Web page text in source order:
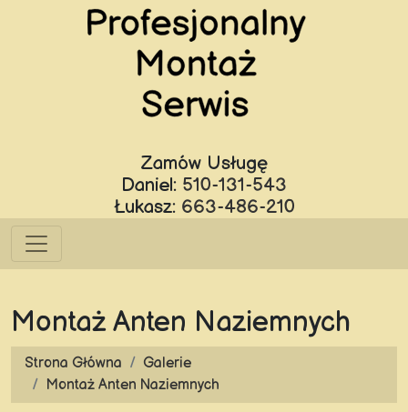
Zamów Usługę
Daniel: 510-131-543
Łukasz: 663-486-210
Montaż Anten Naziemnych
Strona Główna
Galerie
Montaż Anten Naziemnych